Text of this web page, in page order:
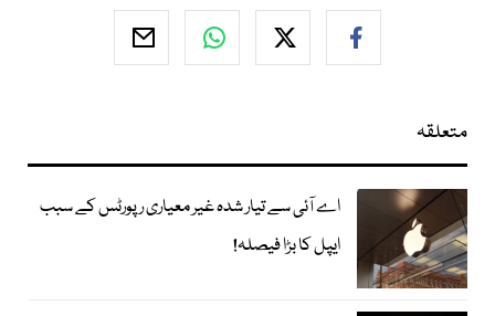
متعلقہ
اے آئی سے تیار شدہ غیر معیاری رپورٹس کے سبب
ایپل کا بڑا فیصلہ!